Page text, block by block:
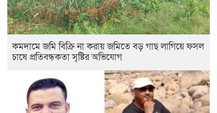
কমদামে জমি বিক্রি না করায় জমিতে বড় গাছ লাগিয়ে ফসল
চাষে প্রতিবন্ধকতা সৃষ্টির অভিযোগ